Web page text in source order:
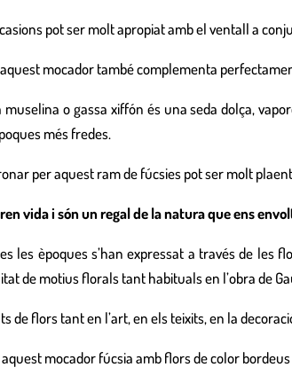
pot ser molt apropiat amb el ventall a
mocador també complementa
muselina o gassa xiffón és una seda dolça,
més fredes.
per aquest ram de fúcsies pot ser molt
vida i són un regal de la natura que ens
les èpoques s’han expressat a través de les
de motius florals tant habituals en l’obra de
de flors tant en l’art, en els teixits, en la
mocador fúcsia amb flors de color